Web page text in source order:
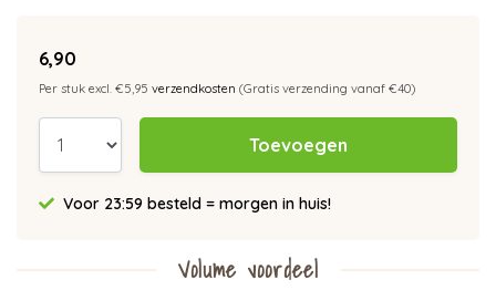
6,90
Per stuk excl. €5,95 verzendkosten (Gratis verzending vanaf €40)
Toevoegen
Voor 23:59 besteld = morgen in huis!
Volume voordeel